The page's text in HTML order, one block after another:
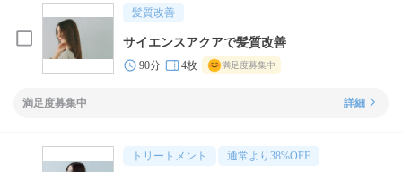
髪質改善
サイエンスアクアで髪質改善
90分 4枚 満足度募集中
満足度募集中 詳細
トリートメント 通常より 38%OFF